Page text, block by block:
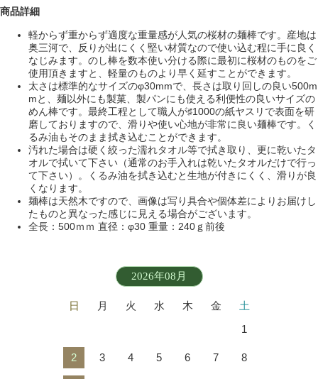
商品詳細
軽からず重からず適度な重量感が人気の桜材の麺棒です。産地は
奥三河で、反りが出にくく堅い材質なので使い込む程に手に良く
なじみます。のし棒を数本使い分ける際に最初に桜材のものをご
使用頂きますと、軽量のものより早く延すことができます。
太さは標準的なサイズのφ30mmで、長さは取り回しの良い500m
mと、麺以外にも製菓、製パンにも使える利便性の良いサイズの
めん棒です。最終工程として職人が♯1000の紙ヤスリで表面を研
磨しておりますので、滑りや使い心地が非常に良い麺棒です。く
るみ油もそのまま拭き込むことができます。
汚れた場合は硬く絞った濡れタオル等で拭き取り、更に乾いたタ
オルで拭いて下さい（通常のお手入れは乾いたタオルだけで行っ
て下さい）。くるみ油を拭き込むと生地が付きにくく、滑りが良
くなります。
麺棒は天然木ですので、画像は写り具合や個体差によりお届けし
たものと異なった感じに見える場合がございます。
全長：500ｍｍ 直径：φ30 重量：240ｇ前後
2026年08月
日 月 火 水 木 金
土
1
2 3 4 5 6 7 8